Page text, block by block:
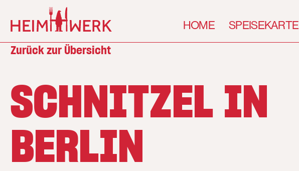
Zurück zur Übersicht
SCHNITZEL IN
BERLIN
HOME SPEISEKARTE